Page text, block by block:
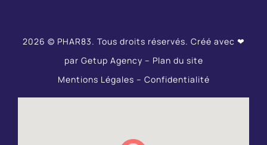
2026 © PHAR83. Tous droits réservés. Créé avec ❤
par Getup Agency – Plan du site
Mentions Légales – Confidentialité